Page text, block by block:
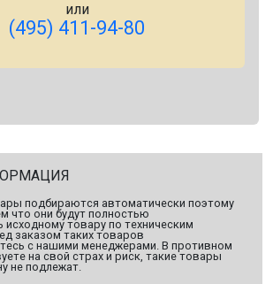
или
(495) 411-94-80
подбираются автоматически поэтому
что они будут полностью
исходному товару по техническим
заказом таких товаров
с нашими менеджерами. В противном
на свой страх и риск, такие товары
не подлежат.